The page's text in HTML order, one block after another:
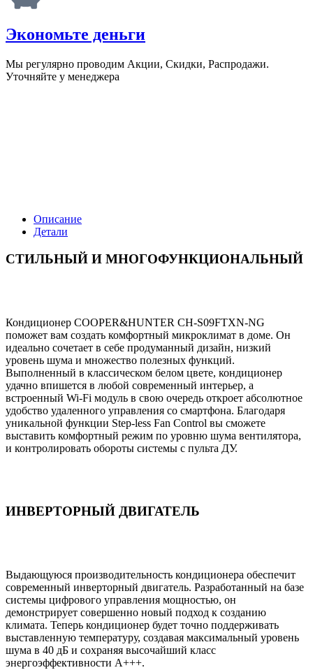
Экономьте деньги
Мы регулярно проводим Акции, Скидки, Распродажи.
Уточняйте у менеджера
Описание
Детали
СТИЛЬНЫЙ И МНОГОФУНКЦИОНАЛЬНЫЙ
Кондиционер COOPER&HUNTER CH-S09FTXN-NG
поможет вам создать комфортный микроклимат в доме. Он
идеально сочетает в себе продуманный дизайн, низкий
уровень шума и множество полезных функций.
Выполненный в классическом белом цвете, кондиционер
удачно впишется в любой современный интерьер, а
встроенный Wi-Fi модуль в свою очередь откроет абсолютное
удобство удаленного управления со смартфона. Благодаря
уникальной функции Step-less Fan Control вы сможете
выставить комфортный режим по уровню шума вентилятора,
и контролировать обороты системы с пульта ДУ.
ИНВЕРТОРНЫЙ ДВИГАТЕЛЬ
Выдающуюся производительность кондиционера обеспечит
современный инверторный двигатель. Разработанный на базе
системы цифрового управления мощностью, он
демонстрирует совершенно новый подход к созданию
климата. Теперь кондиционер будет точно поддерживать
выставленную температуру, создавая максимальный уровень
шума в 40 дБ и сохраняя высочайший класс
энергоэффективности A+++.